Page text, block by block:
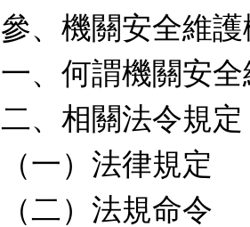
參、機關安全維
一、何謂機關安
二、相關法令規定
（一）法律規定
（二）法規命令